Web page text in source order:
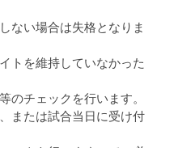
ない場合は失格となりま
トを維持していなかった
のチェックを行います。
または試合当日に受け付